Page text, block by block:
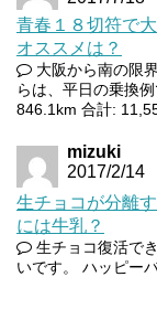
青春１８切符で
オススメは？
大阪から南の限
らは、平日の乗換
846.1km 合計:
mizuki
2017/2/14
生チョコが分離
には牛乳？
生チョコ復活で
いです。 ハッピー